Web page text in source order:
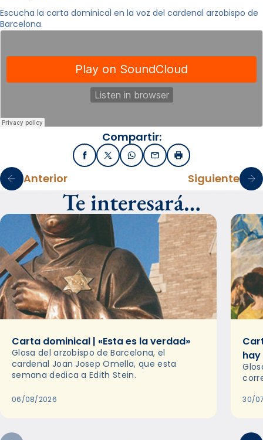
Escucha la carta dominical en la voz del cardenal arzobispo de
Barcelona.
Compartir:
FacebookX / TwitterWhatsApp
EmailImprimir
Anterior Siguiente
Te interesará…
Carta dominical | «Esta es la verdad»
Glosa del arzobispo de Barcelona, el
cardenal Joan Josep Omella, que esta
semana dedica a Edith Stein.
06/08/2026 30/